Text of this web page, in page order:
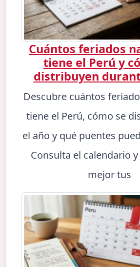
Cuántos feriados
tiene el Perú y
distribuyen
Descubre cuántos
tiene el Perú, cómo se
el año y qué puentes
Consulta el calendario
mejor tus